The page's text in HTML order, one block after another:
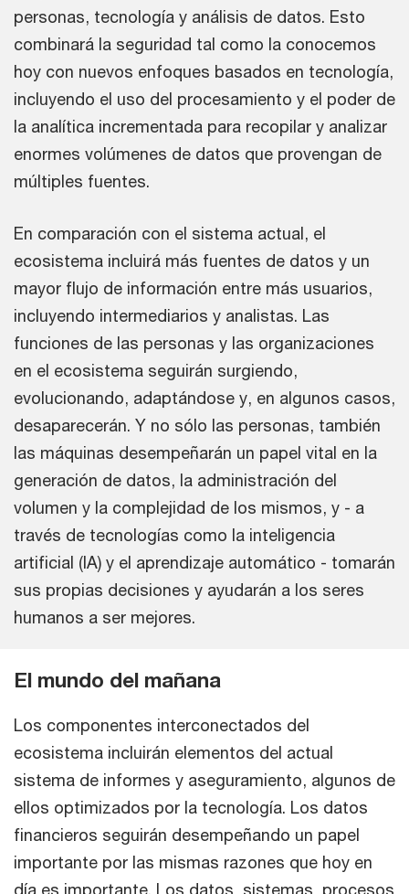
personas, tecnología y análisis de datos. Esto
combinará la seguridad tal como la conocemos
hoy con nuevos enfoques basados en tecnología,
incluyendo el uso del procesamiento y el poder de
la analítica incrementada para recopilar y analizar
enormes volúmenes de datos que provengan de
múltiples fuentes.
En comparación con el sistema actual, el
ecosistema incluirá más fuentes de datos y un
mayor flujo de información entre más usuarios,
incluyendo intermediarios y analistas. Las
funciones de las personas y las organizaciones
en el ecosistema seguirán surgiendo,
evolucionando, adaptándose y, en algunos casos,
desaparecerán. Y no sólo las personas, también
las máquinas desempeñarán un papel vital en la
generación de datos, la administración del
volumen y la complejidad de los mismos, y - a
través de tecnologías como la inteligencia
artificial (IA) y el aprendizaje automático - tomarán
sus propias decisiones y ayudarán a los seres
humanos a ser mejores.
El mundo del mañana
Los componentes interconectados del
ecosistema incluirán elementos del actual
sistema de informes y aseguramiento, algunos de
ellos optimizados por la tecnología. Los datos
financieros seguirán desempeñando un papel
importante por las mismas razones que hoy en
día es importante. Los datos, sistemas, procesos